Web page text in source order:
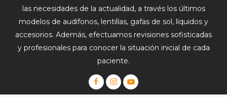
las necesidades de la actualidad, a través los últimos
modelos de audífonos, lentillas, gafas de sol, líquidos y
accesorios. Además, efectuamos revisiones sofisticadas
y profesionales para conocer la situación inicial de cada
paciente.